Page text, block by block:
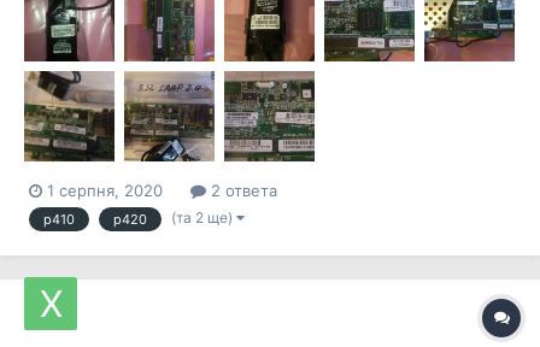
1 серпня, 2020 2 ответа
p410 p420 (та 2 ще)